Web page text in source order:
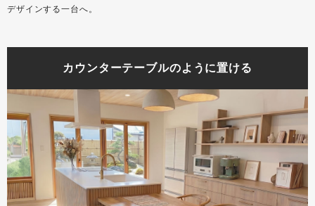
デザインする一台へ。
カウンターテーブルのように置ける